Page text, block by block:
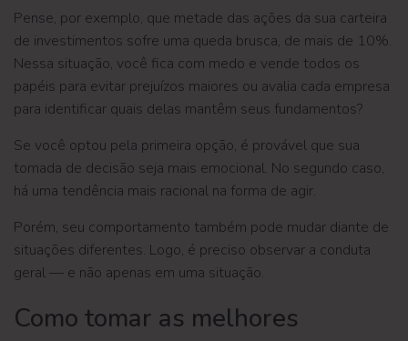
Pense, por exemplo, que metade das ações da sua carteira
de investimentos sofre uma queda brusca, de mais de 10%.
Nessa situação, você fica com medo e vende todos os
papéis para evitar prejuízos maiores ou avalia cada empresa
para identificar quais delas mantêm seus fundamentos?
Se você optou pela primeira opção, é provável que sua
tomada de decisão seja mais emocional. No segundo caso,
há uma tendência mais racional na forma de agir.
Porém, seu comportamento também pode mudar diante de
situações diferentes. Logo, é preciso observar a conduta
geral — e não apenas em uma situação.
Como tomar as melhores